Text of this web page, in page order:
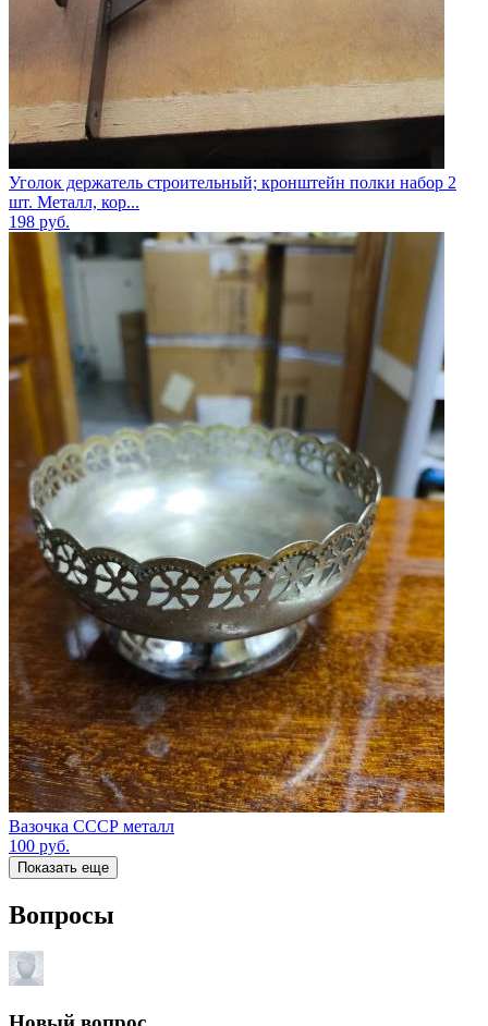
Уголок держатель строительный; кронштейн полки набор 2
шт. Металл, кор...
198 руб.
Вазочка СССР металл
100 руб.
Показать еще
Вопросы